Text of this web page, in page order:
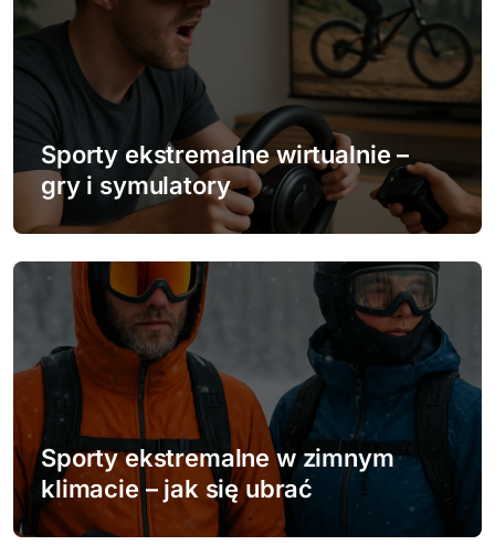
u
Sporty ekstremalne wirtualnie –
gry i symulatory
Sporty ekstremalne w zimnym
klimacie – jak się ubrać